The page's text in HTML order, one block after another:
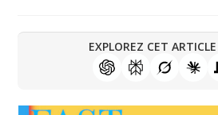
EXPLOREZ CET